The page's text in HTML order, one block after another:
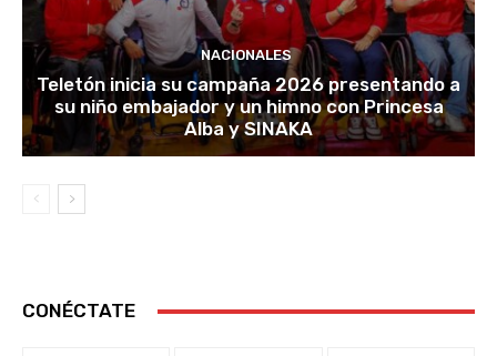
NACIONALES
Teletón inicia su campaña 2026 presentando a
su niño embajador y un himno con Princesa
Alba y SINAKA
CONÉCTATE